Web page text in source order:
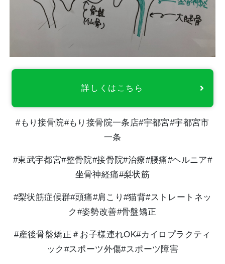
詳しくはこちら
#もり接骨院#もり接骨院一条店#宇都宮#宇都宮市
一条
#東武宇都宮#整骨院#接骨院#治療#腰痛#ヘルニア#
坐骨神経痛#梨状筋
#梨状筋症候群#頭痛#肩こり#猫背#ストレートネッ
ク#姿勢改善#骨盤矯正
#産後骨盤矯正＃お子様連れOK#カイロプラクティ
ック#スポーツ外傷#スポーツ障害